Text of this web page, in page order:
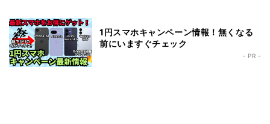
1円スマホキャンペーン情報！無くなる
前にいますぐチェック
- PR -